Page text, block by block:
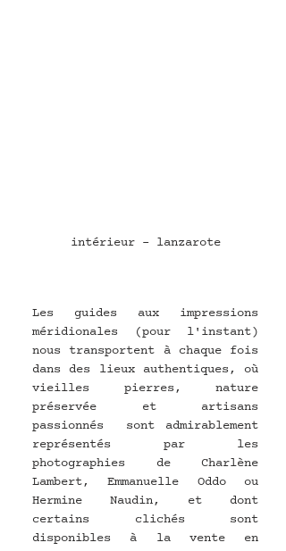
intérieur - lanzarote
Les guides aux impressions
méridionales (pour l'instant)
nous transportent à chaque fois
dans des lieux authentiques, où
vieilles pierres, nature
préservée et artisans
passionnés  sont admirablement
représentés par les
photographies de Charlène
Lambert, Emmanuelle Oddo ou
Hermine Naudin, et dont
certains clichés sont
disponibles à la vente en